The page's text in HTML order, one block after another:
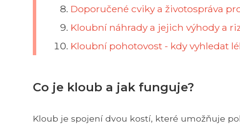
Doporučené cviky a životospráva
Kloubní náhrady a jejich výhody a
Kloubní pohotovost - kdy vyhledat
Co je kloub a jak funguje?
Kloub je spojení dvou kostí, které umožňuje